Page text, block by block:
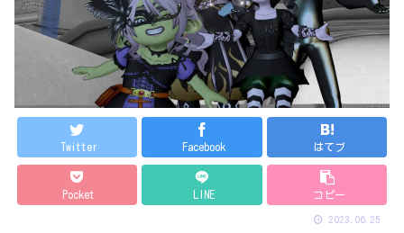
Twitter Facebook はてブ
Pocket LINE コピー
2023.06.25